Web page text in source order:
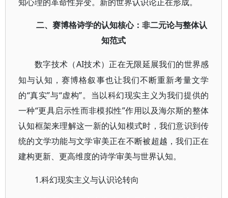
二、赛博格诗学的认知核心：非二元论与整体认
知范式
数字技术（AI技术）正在无限延展我们的世界感
知与认知，赛博格叙事也让我们不断重新考量文学
的“真实”与“虚构”。当以科幻现实主义为我们提供的
一种“更具启示性而非模拟性”作用以及海尔斯的整体
认知框架来理解这一新的认知模式时，我们意识到传
统的文学功能与文学审美正在不断被超越，我们正在
建构更新、更高维度的诗学审美与世界认知。
1.科幻现实主义与认识论转向